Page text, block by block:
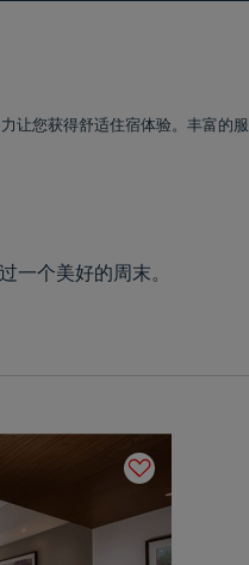
您获得舒适住宿体验。丰富的
一个美好的周末。